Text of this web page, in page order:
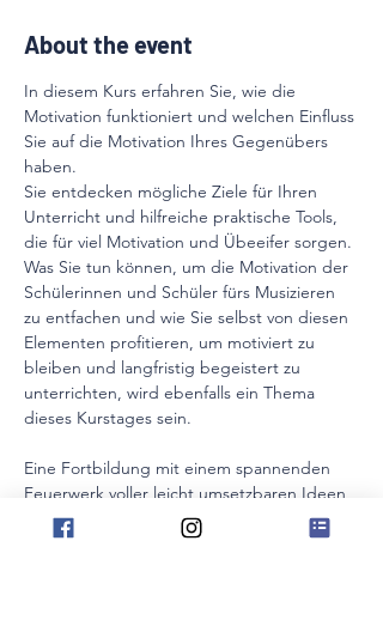
About the event
In diesem Kurs erfahren Sie, wie die
Motivation funktioniert und welchen Einfluss
Sie auf die Motivation Ihres Gegenübers
haben.
Sie entdecken mögliche Ziele für Ihren
Unterricht und hilfreiche praktische Tools,
die für viel Motivation und Übeeifer sorgen.
Was Sie tun können, um die Motivation der
Schülerinnen und Schüler fürs Musizieren
zu entfachen und wie Sie selbst von diesen
Elementen profitieren, um motiviert zu
bleiben und langfristig begeistert zu
unterrichten, wird ebenfalls ein Thema
dieses Kurstages sein.
Eine Fortbildung mit einem spannenden
Feuerwerk voller leicht umsetzbaren Ideen,
Ziele und neuer Impulse für jeden
Unterricht. Die vielen praktischen Tools, die